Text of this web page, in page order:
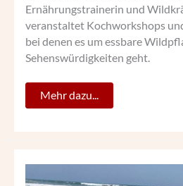
Ernährungstrainerin und
veranstaltet Kochworkshops
bei denen es um essbare
Sehenswürdigkeiten geht.
Mehr dazu...
GAUMENFREUDEN
LATEINAMERIKAS